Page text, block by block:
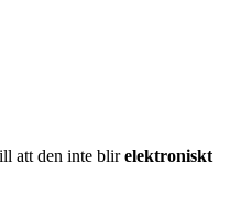
att den inte blirelektroniskt